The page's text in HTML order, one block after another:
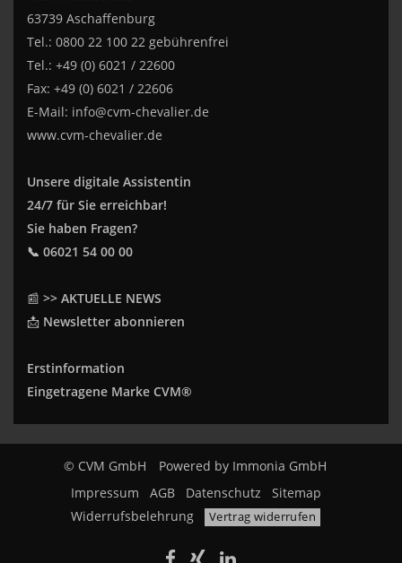
63739 Aschaffenburg
Tel.: 0800 22 100 22 gebührenfrei
Tel.: +49 (0) 6021 / 22600
Fax: +49 (0) 6021 / 22606
E-Mail: info@cvm-chevalier.de
www.cvm-chevalier.de
Unsere digitale Assistentin
24/7 für Sie erreichbar!
Sie haben Fragen?
📞 06021 54 00 00
📰 >> AKTUELLE NEWS
📩 Newsletter abonnieren
Erstinformation
Eingetragene Marke CVM®
© CVM GmbH Powered by Immonia GmbH
Impressum
AGB Datenschutz
Sitemap
Widerrufsbelehrung
Vertrag widerrufen